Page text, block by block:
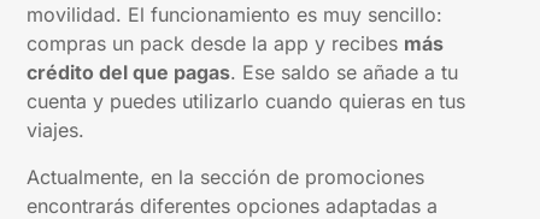
movilidad. El funcionamiento es muy sencillo:
compras un pack desde la app y recibes más
crédito del que pagas. Ese saldo se añade a tu
cuenta y puedes utilizarlo cuando quieras en tus
viajes.
Actualmente, en la sección de promociones
encontrarás diferentes opciones adaptadas a